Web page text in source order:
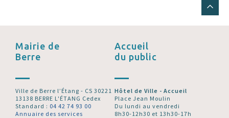
Mairie de
Berre
Ville de Berre l’Étang - CS 30221
13138 BERRE L'ÉTANG Cedex
Standard : 04 42 74 93 00
Annuaire des services
Accueil
du public
Hôtel de Ville - Accueil
Place Jean Moulin
Du lundi au vendredi
8h30-12h30 et 13h30-17h